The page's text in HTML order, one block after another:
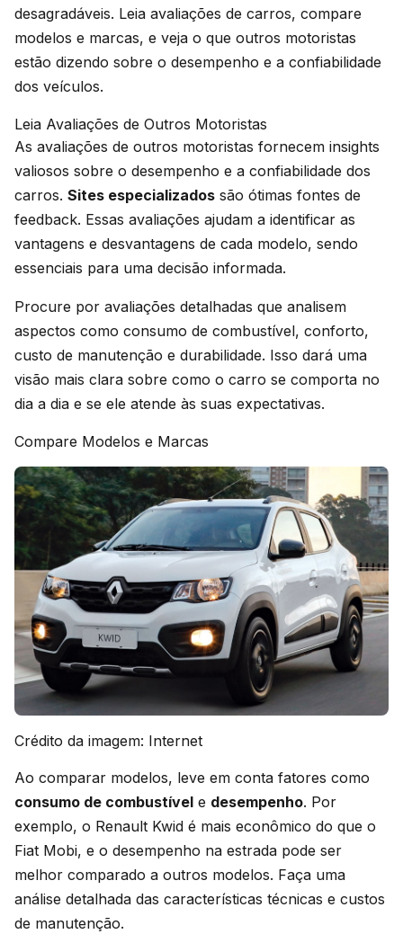
desagradáveis. Leia avaliações de carros, compare
modelos e marcas, e veja o que outros motoristas
estão dizendo sobre o desempenho e a confiabilidade
dos veículos.
Leia Avaliações de Outros Motoristas
As avaliações de outros motoristas fornecem insights
valiosos sobre o desempenho e a confiabilidade dos
carros. Sites especializados são ótimas fontes de
feedback. Essas avaliações ajudam a identificar as
vantagens e desvantagens de cada modelo, sendo
essenciais para uma decisão informada.
Procure por avaliações detalhadas que analisem
aspectos como consumo de combustível, conforto,
custo de manutenção e durabilidade. Isso dará uma
visão mais clara sobre como o carro se comporta no
dia a dia e se ele atende às suas expectativas.
Compare Modelos e Marcas
Crédito da imagem: Internet
Ao comparar modelos, leve em conta fatores como
consumo de combustível e desempenho. Por
exemplo, o Renault Kwid é mais econômico do que o
Fiat Mobi, e o desempenho na estrada pode ser
melhor comparado a outros modelos. Faça uma
análise detalhada das características técnicas e custos
de manutenção.